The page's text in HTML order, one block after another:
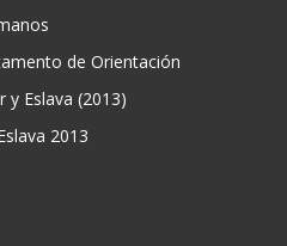
de Orientación
y Eslava (2013)
2013